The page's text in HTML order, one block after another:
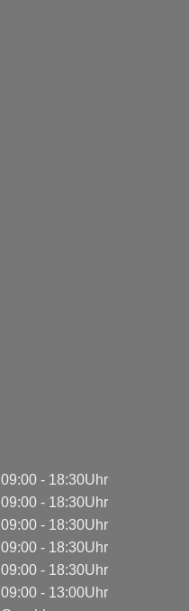
09:00 - 18:30Uhr
09:00 - 18:30Uhr
09:00 - 18:30Uhr
09:00 - 18:30Uhr
09:00 - 18:30Uhr
09:00 - 13:00Uhr